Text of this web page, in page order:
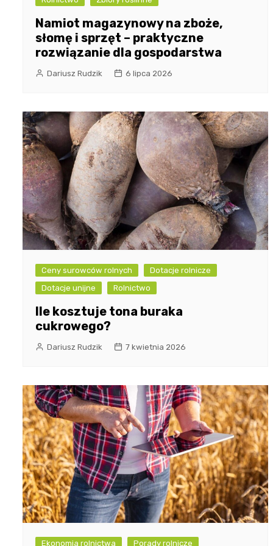
Namiot magazynowy na zboże,
słomę i sprzęt – praktyczne
rozwiązanie dla gospodarstwa
Dariusz Rudzik 6 lipca 2026
Ceny surowców rolnych
Dotacje rolnicze
Dotacje unijne
Rolnictwo
Ile kosztuje tona buraka
cukrowego?
Dariusz Rudzik 7 kwietnia 2026
Ekonomia rolnictwa Porady rolnicze